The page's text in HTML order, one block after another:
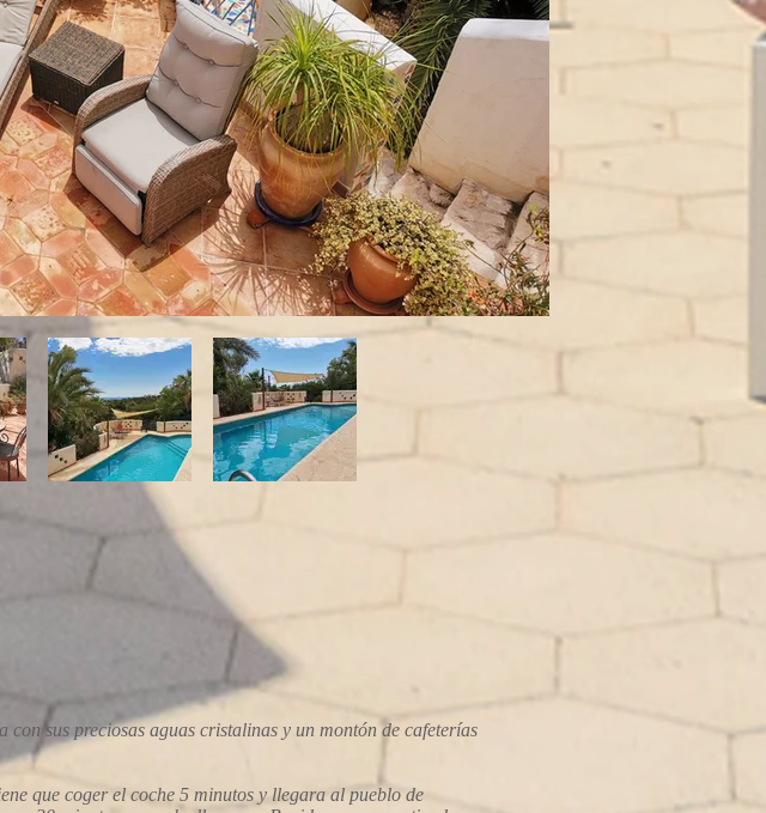
sus preciosas aguas cristalinas y un montón de cafeterías
que coger el coche 5 minutos y llegara al pueblo de